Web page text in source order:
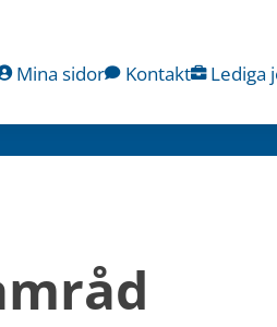
Mina sidor Kontakt Lediga